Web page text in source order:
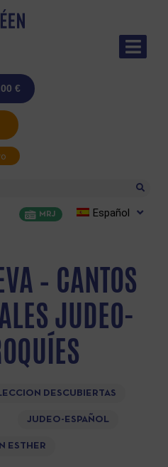
€
MRJ Español
– CANTOS
JUDEO-
DESCUBIERTAS
JUDEO-ESPAÑOL
ESTHER